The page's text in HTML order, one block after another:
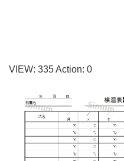
の
表」！
VIEW: 335Action: 0